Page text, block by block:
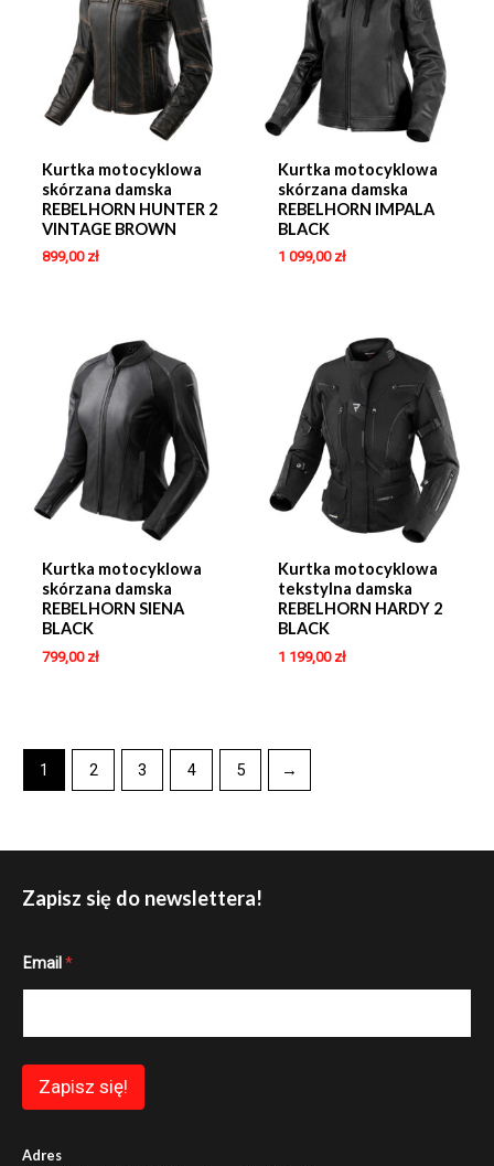
Kurtka motocyklowa
skórzana damska
REBELHORN HUNTER 2
VINTAGE BROWN
899,00 zł
Kurtka motocyklowa
skórzana damska
REBELHORN IMPALA
BLACK
1 099,00 zł
Kurtka motocyklowa
skórzana damska
REBELHORN SIENA
BLACK
799,00 zł
Kurtka motocyklowa
tekstylna damska
REBELHORN HARDY 2
BLACK
1 199,00 zł
1 2 3 4 5 →
Zapisz się do newslettera!
m
E
l
m
Email *
Zapisz się!
Adres